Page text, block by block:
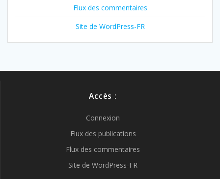
Flux des commentaires
Site de WordPress-FR
Accès :
Connexion
Flux des publications
Flux des commentaires
Site de WordPress-FR